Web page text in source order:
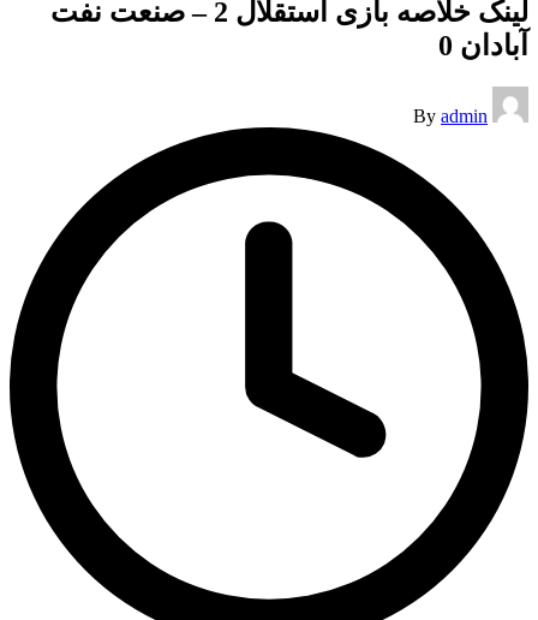
لینک خلاصه بازی استقلال 2 – صنعت نفت
آبادان 0
Posted
by
By admin